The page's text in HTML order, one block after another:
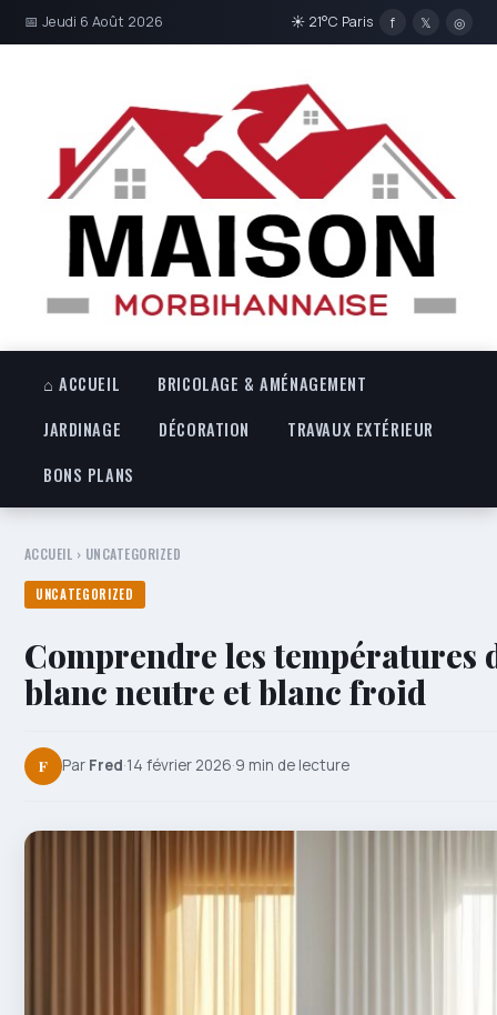
📅 Jeudi 6 Août 2026 ☀ 21°C Paris f 𝕏 ◎
⌂ ACCUEIL
BRICOLAGE & AMÉNAGEMENT
JARDINAGE
DÉCORATION
TRAVAUX EXTÉRIEUR
BONS PLANS
ACCUEIL › UNCATEGORIZED
UNCATEGORIZED
Comprendre les températures
blanc neutre et blanc froid
F Par Fred·14 février 2026·9 min de lecture